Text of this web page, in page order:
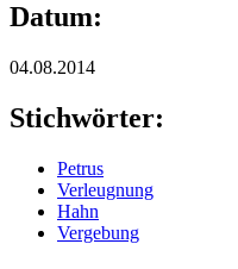
Datum:
04.08.2014
Stichwörter:
Petrus
Verleugnung
Hahn
Vergebung